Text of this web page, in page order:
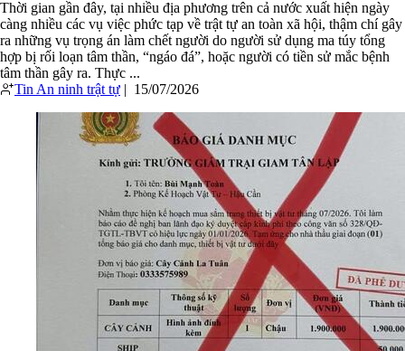
Thời gian gần đây, tại nhiều địa phương trên cả nước xuất hiện ngày
càng nhiều các vụ việc phức tạp về trật tự an toàn xã hội, thậm chí gây
ra những vụ trọng án làm chết người do người sử dụng ma túy tổng
hợp bị rối loạn tâm thần, “ngáo đá”, hoặc người có tiền sử mắc bệnh
tâm thần gây ra. Thực ...
Tin An ninh trật tự | 15/07/2026